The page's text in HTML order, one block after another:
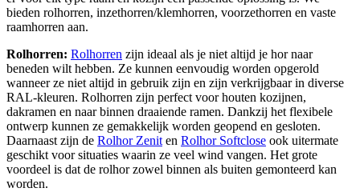
bieden rolhorren, inzethorren/klemhorren, voorzethorren en vaste
raamhorren aan.
Rolhorren: Rolhorren zijn ideaal als je niet altijd je hor naar
beneden wilt hebben. Ze kunnen eenvoudig worden opgerold
wanneer ze niet altijd in gebruik zijn en zijn verkrijgbaar in diverse
RAL-kleuren. Rolhorren zijn perfect voor houten kozijnen,
dakramen en naar binnen draaiende ramen. Dankzij het flexibele
ontwerp kunnen ze gemakkelijk worden geopend en gesloten.
Daarnaast zijn de Rolhor Zenit en Rolhor Softclose ook uitermate
geschikt voor situaties waarin ze veel wind vangen. Het grote
voordeel is dat de rolhor zowel binnen als buiten gemonteerd kan
worden.